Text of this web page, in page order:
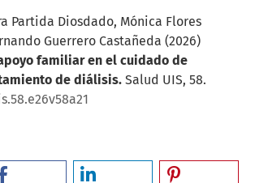
Partida Diosdado, Mónica Flores
Guerrero Castañeda (2026)
familiar en el cuidado de
de diálisis. Salud UIS, 58.